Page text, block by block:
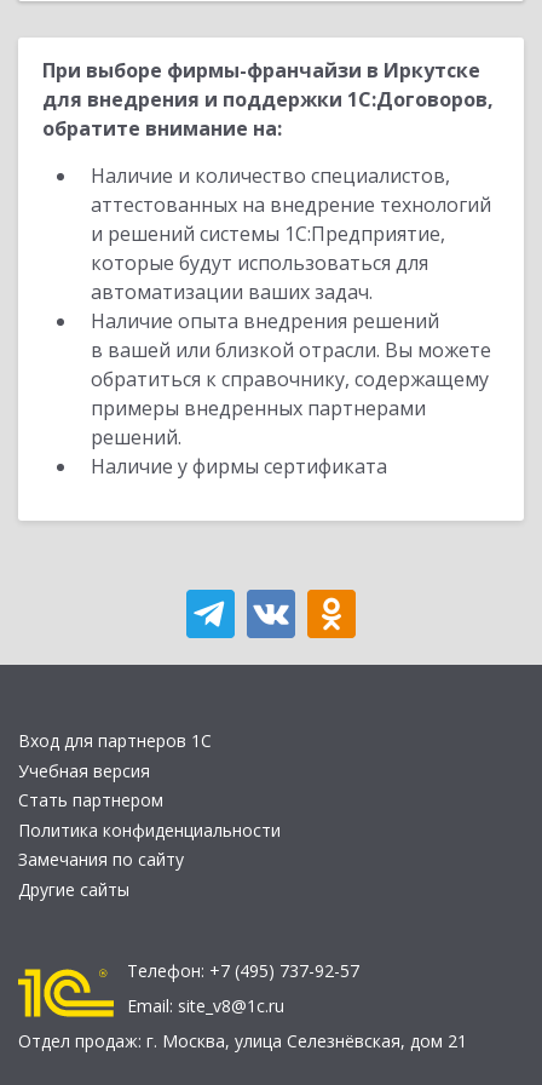
При выборе фирмы-франчайзи в Иркутске
для внедрения и поддержки 1С:Договоров,
обратите внимание на:
Наличие и количество специалистов,
аттестованных на внедрение технологий
и решений системы 1С:Предприятие,
которые будут использоваться для
автоматизации ваших задач.
Наличие опыта внедрения решений
в вашей или близкой отрасли. Вы можете
обратиться к справочнику, содержащему
примеры внедренных партнерами
решений.
Наличие у фирмы сертификата
Вход для партнеров 1С
Учебная версия
Стать партнером
Политика конфиденциальности
Замечания по сайту
Другие сайты
Телефон: +7 (495) 737-92-57
Email: site_v8@1c.ru
Отдел продаж: г. Москва, улица Селезнёвская, дом 21